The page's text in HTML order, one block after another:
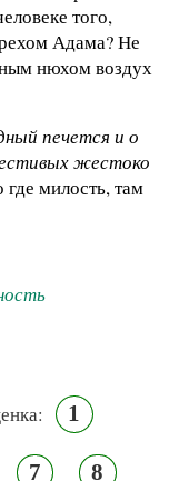
того,
Адама? Не
нюхом воздух
печется и о
жестоко
милость, там
1
7 8